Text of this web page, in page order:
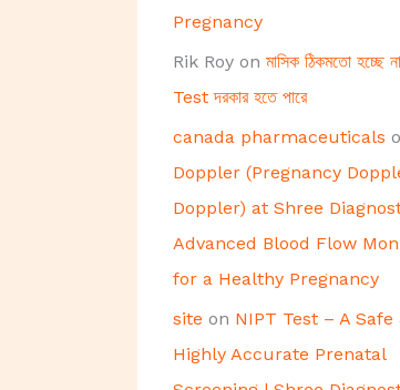
Pregnancy
Rik Roy on মাসিক ঠিকমতো হচ্ছে
Test দরকার হতে পারে
canada pharmaceuticals
Doppler (Pregnancy
Doppler) at Shree
Advanced Blood Flow
for a Healthy Pregnancy
site on NIPT Test – A Safe
Highly Accurate Prenatal